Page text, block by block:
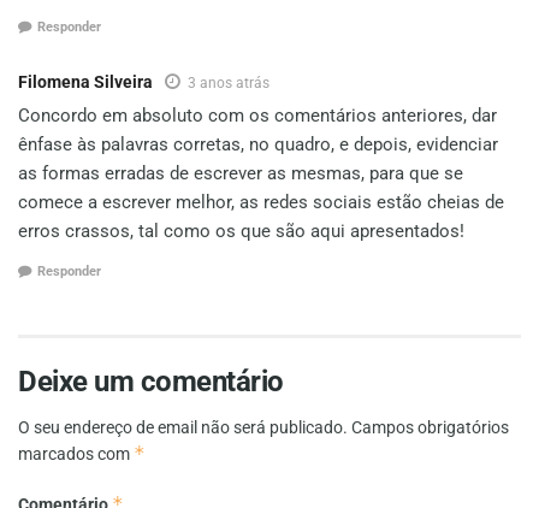
Responder
Filomena Silveira 3 anos atrás
Concordo em absoluto com os comentários anteriores, dar
ênfase às palavras corretas, no quadro, e depois, evidenciar
as formas erradas de escrever as mesmas, para que se
comece a escrever melhor, as redes sociais estão cheias de
erros crassos, tal como os que são aqui apresentados!
Responder
Deixe um comentário
O seu endereço de email não será publicado. Campos obrigatórios
marcados com *